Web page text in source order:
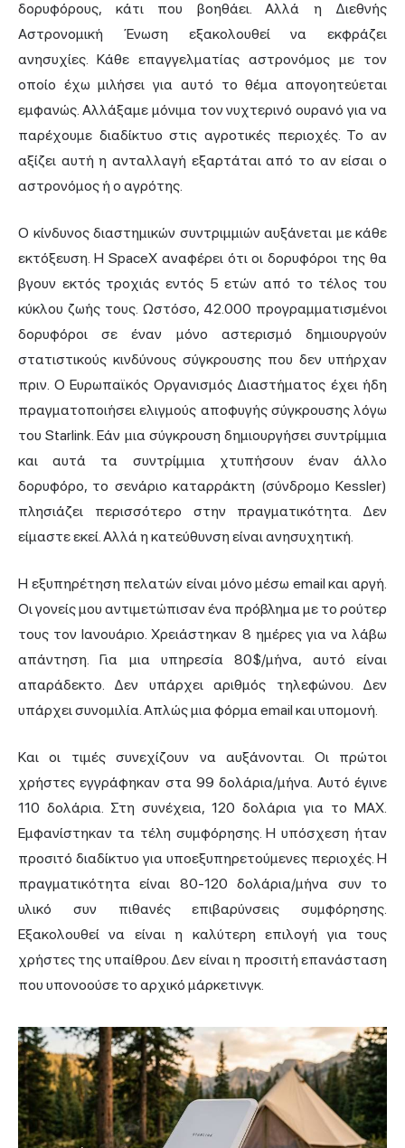
δορυφόρους, κάτι που βοηθάει. Αλλά η Διεθνής
Αστρονομική Ένωση εξακολουθεί να εκφράζει
ανησυχίες. Κάθε επαγγελματίας αστρονόμος με τον
οποίο έχω μιλήσει για αυτό το θέμα απογοητεύεται
εμφανώς. Αλλάξαμε μόνιμα τον νυχτερινό ουρανό για να
παρέχουμε διαδίκτυο στις αγροτικές περιοχές. Το αν
αξίζει αυτή η ανταλλαγή εξαρτάται από το αν είσαι ο
αστρονόμος ή ο αγρότης.
Ο κίνδυνος διαστημικών συντριμμιών αυξάνεται με κάθε
εκτόξευση. Η SpaceX αναφέρει ότι οι δορυφόροι της θα
βγουν εκτός τροχιάς εντός 5 ετών από το τέλος του
κύκλου ζωής τους. Ωστόσο, 42.000 προγραμματισμένοι
δορυφόροι σε έναν μόνο αστερισμό δημιουργούν
στατιστικούς κινδύνους σύγκρουσης που δεν υπήρχαν
πριν. Ο Ευρωπαϊκός Οργανισμός Διαστήματος έχει ήδη
πραγματοποιήσει ελιγμούς αποφυγής σύγκρουσης λόγω
του Starlink. Εάν μια σύγκρουση δημιουργήσει συντρίμμια
και αυτά τα συντρίμμια χτυπήσουν έναν άλλο
δορυφόρο, το σενάριο καταρράκτη (σύνδρομο Kessler)
πλησιάζει περισσότερο στην πραγματικότητα. Δεν
είμαστε εκεί. Αλλά η κατεύθυνση είναι ανησυχητική.
Η εξυπηρέτηση πελατών είναι μόνο μέσω email και αργή.
Οι γονείς μου αντιμετώπισαν ένα πρόβλημα με το ρούτερ
τους τον Ιανουάριο. Χρειάστηκαν 8 ημέρες για να λάβω
απάντηση. Για μια υπηρεσία 80$/μήνα, αυτό είναι
απαράδεκτο. Δεν υπάρχει αριθμός τηλεφώνου. Δεν
υπάρχει συνομιλία. Απλώς μια φόρμα email και υπομονή.
Και οι τιμές συνεχίζουν να αυξάνονται. Οι πρώτοι
χρήστες εγγράφηκαν στα 99 δολάρια/μήνα. Αυτό έγινε
110 δολάρια. Στη συνέχεια, 120 δολάρια για το MAX.
Εμφανίστηκαν τα τέλη συμφόρησης. Η υπόσχεση ήταν
προσιτό διαδίκτυο για υποεξυπηρετούμενες περιοχές. Η
πραγματικότητα είναι 80-120 δολάρια/μήνα συν το
υλικό συν πιθανές επιβαρύνσεις συμφόρησης.
Εξακολουθεί να είναι η καλύτερη επιλογή για τους
χρήστες της υπαίθρου. Δεν είναι η προσιτή επανάσταση
που υπονοούσε το αρχικό μάρκετινγκ.